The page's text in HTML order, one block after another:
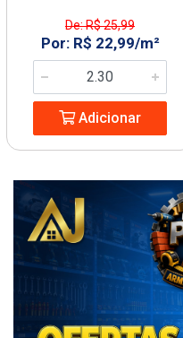
De: R$ 25,99
Por: R$ 22,99/m²
Adicionar